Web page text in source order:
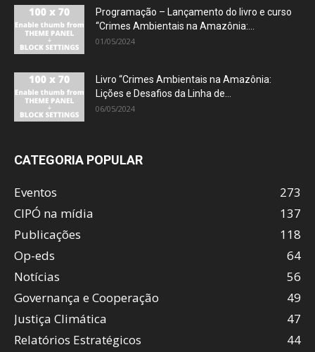
Programação – Lançamento do livro e curso
“Crimes Ambientais na Amazônia:...
01/05/2024
Livro “Crimes Ambientais na Amazônia:
Lições e Desafios da Linha de...
06/05/2024
CATEGORIA POPULAR
Eventos
273
CIPÓ na mídia
137
Publicações
118
Op-eds
64
Notícias
56
Governança e Cooperação
49
Justiça Climática
47
Relatórios Estratégicos
44